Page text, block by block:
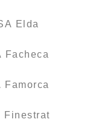
Elda
Facheca
Famorca
Finestrat